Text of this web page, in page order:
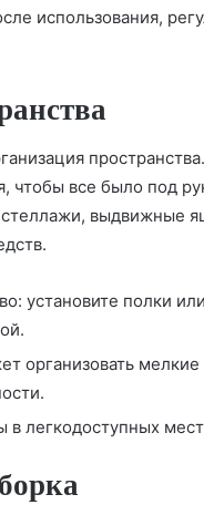
использования,
чтобы все было под
выдвижные
установите полки
организовать
легкодоступных